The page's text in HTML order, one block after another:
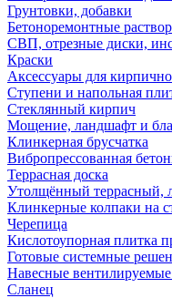
Грунтовки, добавки
Бетоноремонтные
СВП, отрезные диски,
Краски
Аксессуары для
Ступени и напольная
Cтеклянный кирпич
Мощение, ландшафт и
Клинкерная брусчатка
Вибропрессованная
Террасная доска
Утолщённый террасный,
Клинкерные колпаки на
Черепица
Кислотоупорная плитка
Готовые системные
Навесные
Сланец